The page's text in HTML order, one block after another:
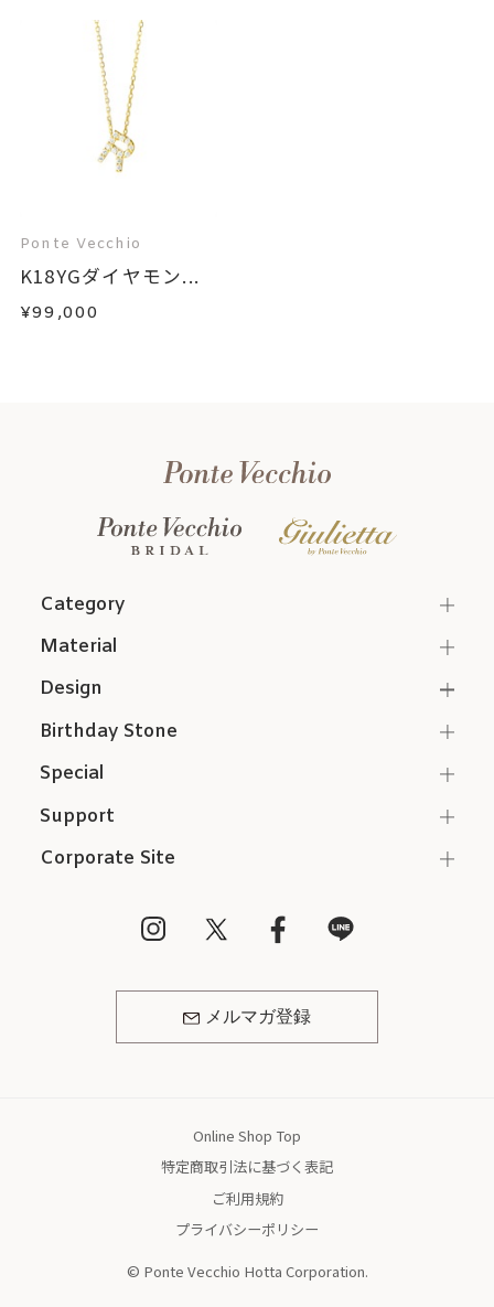
Ponte Vecchio
K18YGダイヤモン...
¥99,000
Category
Support
Corporate Site
メルマガ登録
Material
Design
Birthday Stone
Special
Online Shop Top
特定商取引法に基づく表記
ご利用規約
プライバシーポリシー
© Ponte Vecchio Hotta Corporation.